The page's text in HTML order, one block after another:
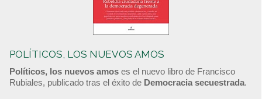
POLÍTICOS, LOS NUEVOS AMOS
Políticos, los nuevos amos es el nuevo libro de Francisco
Rubiales, publicado tras el éxito de Democracia secuestrada.